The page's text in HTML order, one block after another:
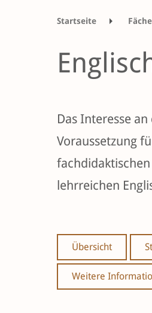
Startseite
Das Interesse
Voraussetzung
lehrreichen
Übersicht
Weitere